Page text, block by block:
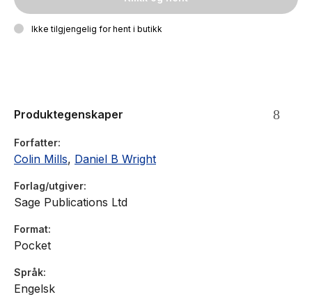
Ikke tilgjengelig for hent i butikk
Produktegenskaper
Forfatter
Colin Mills, Daniel B Wright
Forlag/utgiver
Sage Publications Ltd
Format
Pocket
Språk
Engelsk